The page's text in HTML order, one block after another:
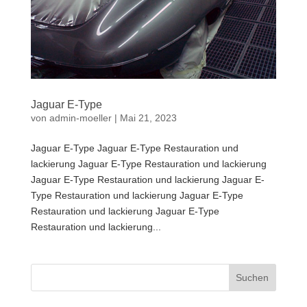
Jaguar E-Type
von admin-moeller| Mai 21, 2023
Jaguar E-Type Jaguar E-Type Restauration und
lackierung Jaguar E-Type Restauration und lackierung
Jaguar E-Type Restauration und lackierung Jaguar E-
Type Restauration und lackierung Jaguar E-Type
Restauration und lackierung Jaguar E-Type
Restauration und lackierung...
Suchen